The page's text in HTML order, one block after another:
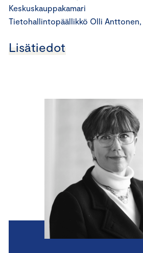
Keskuskauppakamari
Tietohallintopäällikkö Olli
Lisätiedot